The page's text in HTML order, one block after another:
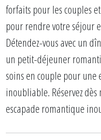
forfaits pour les couples
pour rendre votre séjour
Détendez-vous avec un
un petit-déjeuner
soins en couple pour
inoubliable. Réservez
escapade romantique